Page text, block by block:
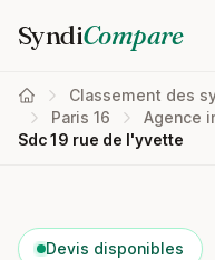
SyndiCompare
Classement des
Paris 16
Agence
Sdc 19 rue de l'yvette
Devis disponibles